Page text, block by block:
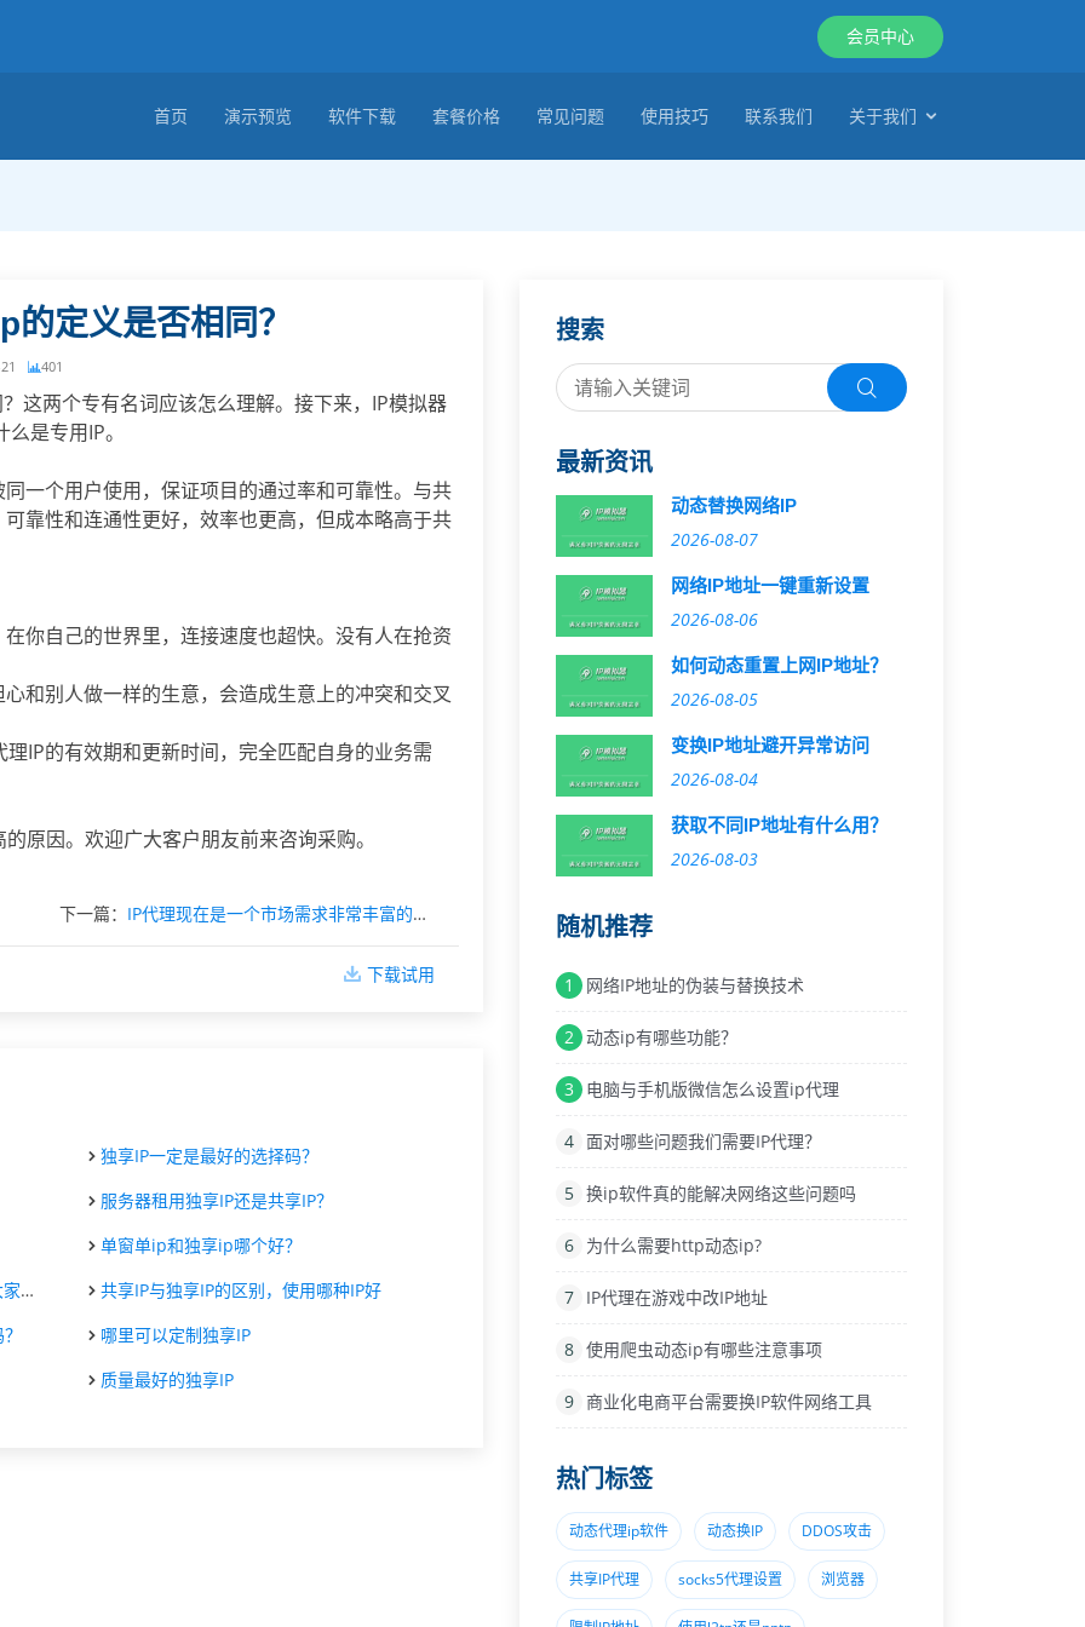
会员中心
首页 演示预览 软件下载 套餐价格 常见问题 使用技巧 联系我们 关于我们
定义是否相同？
401
这两个专有名词应该怎么理解。接下来，IP模拟器
是专用IP。
一个用户使用，保证项目的通过率和可靠性。与共
靠性和连通性更好，效率也更高，但成本略高于共
你自己的世界里，连接速度也超快。没有人在抢资
和别人做一样的生意，会造成生意上的冲突和交叉
IP的有效期和更新时间，完全匹配自身的业务需
原因。欢迎广大客户朋友前来咨询采购。
下一篇： IP代理现在是一个市场需求非常丰富的领域
下载试用
独享IP一定是最好的选择码？
服务器租用独享IP还是共享IP？
单窗单ip和独享ip哪个好？
理
共享IP与独享IP的区别，使用哪种IP好
哪里可以定制独享IP
质量最好的独享IP
搜索
最新资讯
动态替换网络IP
2026-08-07
网络IP地址一键重新设置
2026-08-06
如何动态重置上网IP地址？
2026-08-05
变换IP地址避开异常访问
2026-08-04
获取不同IP地址有什么用？
2026-08-03
随机推荐
1 网络IP地址的伪装与替换技术
2 动态ip有哪些功能？
3 电脑与手机版微信怎么设置ip代理
4 面对哪些问题我们需要IP代理？
5 换ip软件真的能解决网络这些问题吗
6 为什么需要http动态ip?
7 IP代理在游戏中改IP地址
8 使用爬虫动态ip有哪些注意事项
9 商业化电商平台需要换IP软件网络工具
热门标签
动态代理ip软件 动态换IP DDOS攻击
共享IP代理 socks5代理设置 浏览器